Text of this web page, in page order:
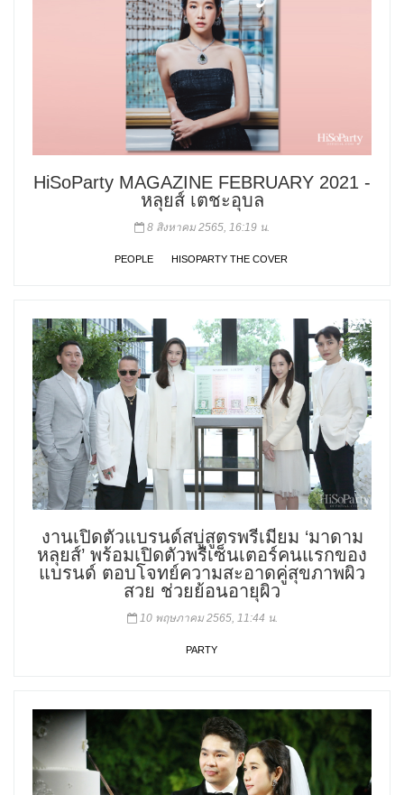
HiSoParty MAGAZINE FEBRUARY 2021 -
หลุยส์ เตชะอุบล
8 สิงหาคม 2565, 16:19 น.
PEOPLE HISOPARTY THE COVER
งานเปิดตัวแบรนด์สบู่สูตรพรีเมียม ‘มาดาม
หลุยส์’ พร้อมเปิดตัวพรีเซ็นเตอร์คนแรกของ
แบรนด์ ตอบโจทย์ความสะอาดคู่สุขภาพผิว
สวย ช่วยย้อนอายุผิว
10 พฤษภาคม 2565, 11:44 น.
PARTY